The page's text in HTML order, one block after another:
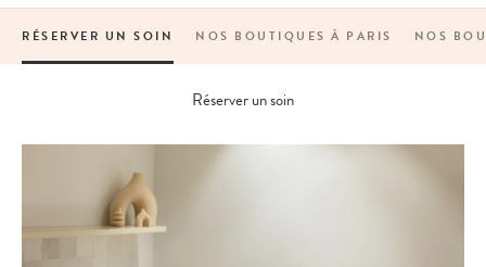
RÉSERVER UN SOIN NOS BOUTIQUES À PARIS NOS
Réserver un soin